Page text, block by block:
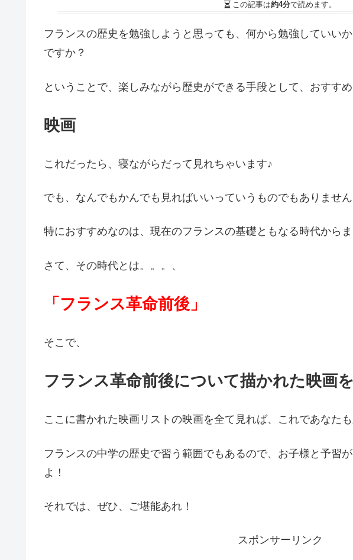
この記事は約4分で読めます。
フランスの歴史を勉強しようと思っても、何から勉強していい
ですか？
ということで、楽しみながら歴史ができる手段として、おすすめ
映画
これだったら、寝ながらだって見れちゃいます♪
でも、なんでもかんでも見ればいいっていうものでもありません
特におすすめなのは、現在のフランスの基礎ともなる時代からま
さて、その時代とは。。。、
「フランス革命前後」
そこで、
フランス革命前後について描かれた映画
ここに書かれた映画リストの映画を全て見れば、これであなた
フランスの中学の歴史で習う範囲でもあるので、お子様と予習
よ！
それでは、ぜひ、ご堪能あれ！
スポンサーリンク